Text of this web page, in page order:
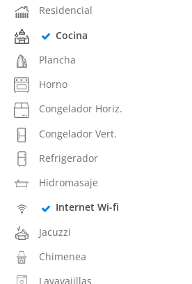
Residencial
Cocina
Plancha
Horno
Congelador Horiz.
Congelador Vert.
Refrigerador
Hidromasaje
Internet Wi-fi
Jacuzzi
Chimenea
Lavavajillas